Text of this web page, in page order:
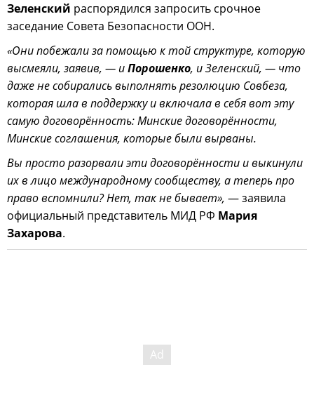
Зеленский распорядился запросить срочное
заседание Совета Безопасности ООН.
«Они побежали за помощью к той структуре, которую
высмеяли, заявив, — иПорошенко, и Зеленский, — что
даже не собирались выполнять резолюцию Совбеза,
которая шла в поддержку и включала в себя вот эту
самую договорённость: Минские договорённости,
Минские соглашения, которые были вырваны.
Вы просто разорвали эти договорённости и выкинули
их в лицо международному сообществу, а теперь про
право вспомнили? Нет, так не бывает», — заявила
официальный представитель МИД РФ Мария
Захарова.